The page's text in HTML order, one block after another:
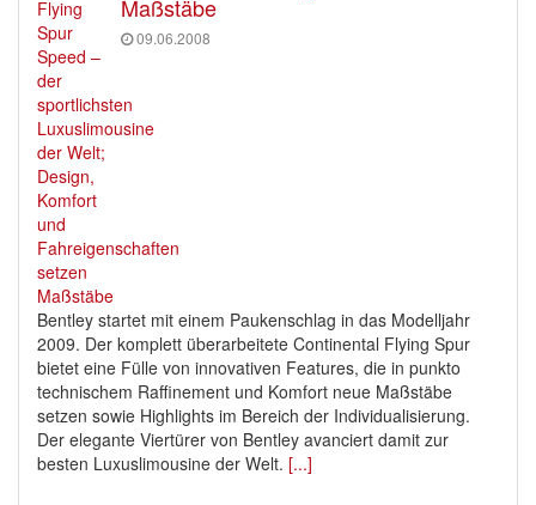
Maßstäbe
09.06.2008
Bentley startet mit einem Paukenschlag in das Modelljahr
2009. Der komplett überarbeitete Continental Flying Spur
bietet eine Fülle von innovativen Features, die in punkto
technischem Raffinement und Komfort neue Maßstäbe
setzen sowie Highlights im Bereich der Individualisierung.
Der elegante Viertürer von Bentley avanciert damit zur
besten Luxuslimousine der Welt. [...]